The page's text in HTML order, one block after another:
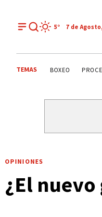
5° 7 de Agosto
TEMAS PALPALÁ EL
OPINIONES
¿El